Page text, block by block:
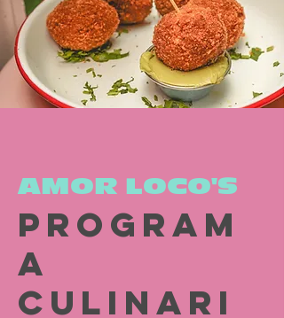
AMOR LOCO'S
Program
a
culinari